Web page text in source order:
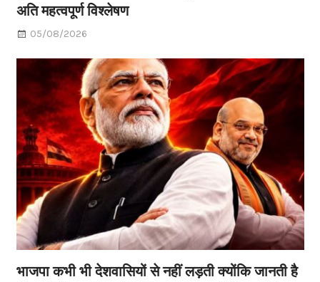
अति महत्वपूर्ण विश्लेषण
05/08/2026
भाजपा कभी भी देशवासियों से नहीं लड़ती क्योंकि जानती है